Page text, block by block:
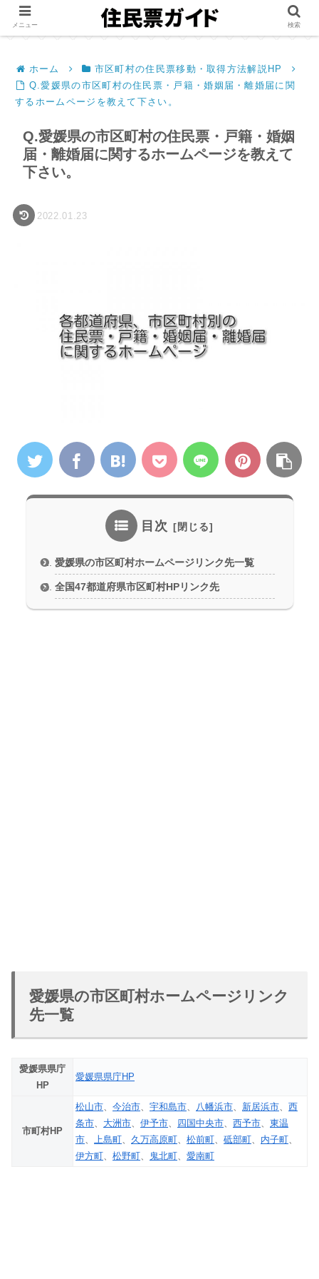
ホーム
市区町村の住民票移動・取得方法解説HP
Q.愛媛県の市区町村の住民票・戸籍・婚姻届・離婚届に関
するホームページを教えて下さい。
Q.愛媛県の市区町村の住民票・戸籍・婚姻
届・離婚届に関するホームページを教えて
下さい。
2022.01.23
目次
愛媛県の市区町村ホームページリンク先一覧
全国47都道府県市区町村HPリンク先
愛媛県の市区町村ホームページリンク
先一覧
愛媛県県庁
HP
愛媛県県庁HP
市町村HP
松山市、 今治市、 宇和島市、 八幡浜市、 新居浜市、 西
条市、 大洲市、 伊予市、 四国中央市、 西予市、 東温
市、 上島町、 久万高原町、 松前町、 砥部町、 内子町、
伊方町、 松野町、 鬼北町、 愛南町
メニュー 検索